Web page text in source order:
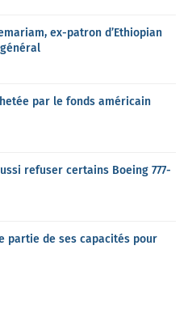
ex-patron d’Ethiopian
par le fonds américain
refuser certains Boeing 777-
partie de ses capacités pour